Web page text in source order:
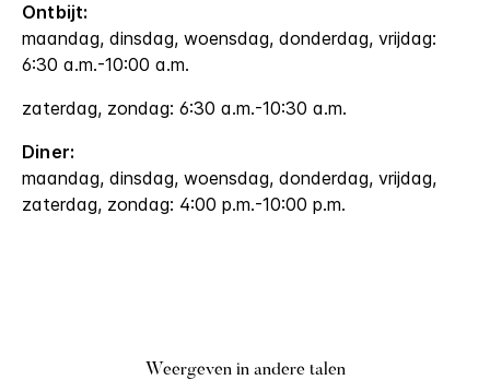
Ontbijt:
maandag, dinsdag, woensdag, donderdag, vrijdag:
6:30 a.m.-10:00 a.m.
zaterdag, zondag: 6:30 a.m.-10:30 a.m.
Diner:
maandag, dinsdag, woensdag, donderdag, vrijdag,
zaterdag, zondag: 4:00 p.m.-10:00 p.m.
Weergeven in andere talen